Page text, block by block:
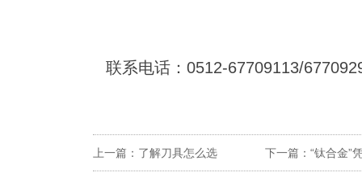
联系电话：0512-67709113/
上一篇：了解刀具怎么选